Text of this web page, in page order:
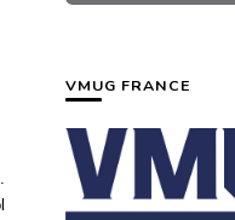
VMUG FRANCE